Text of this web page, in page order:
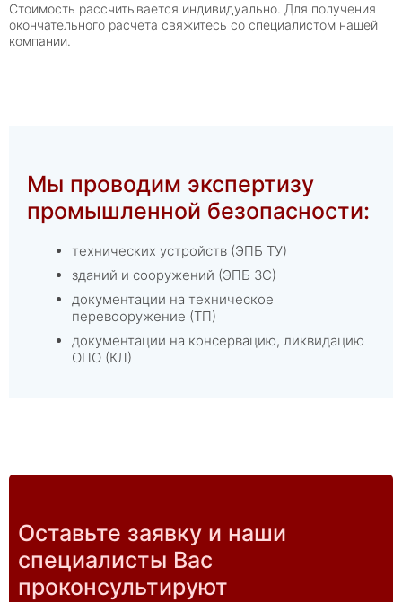
Стоимость рассчитывается индивидуально. Для получения
окончательного расчета свяжитесь со специалистом нашей
компании.
Мы проводим экспертизу
промышленной безопасности:
технических устройств (ЭПБ ТУ)
зданий и сооружений (ЭПБ ЗС)
документации на техническое
перевооружение (ТП)
документации на консервацию, ликвидацию
ОПО (КЛ)
Оставьте заявку и наши
специалисты Вас
проконсультируют